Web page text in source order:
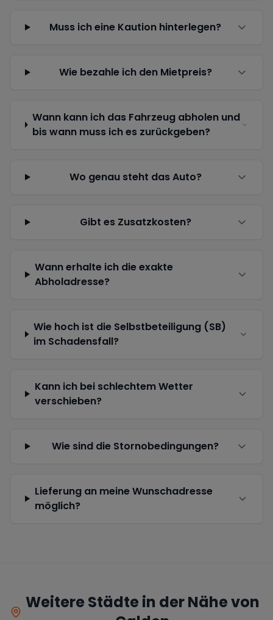
Muss ich eine Kaution hinterlegen?
Wie bezahle ich den Mietpreis?
Wann kann ich das Fahrzeug abholen und
bis wann muss ich es zurückgeben?
Wo genau steht das Auto?
Gibt es Zusatzkosten?
Wann erhalte ich die exakte
Abholadresse?
Wie hoch ist die Selbstbeteiligung (SB)
im Schadensfall?
Kann ich bei schlechtem Wetter
verschieben?
Wie sind die Stornobedingungen?
Lieferung an meine Wunschadresse
möglich?
Weitere Städte in der Nähe von